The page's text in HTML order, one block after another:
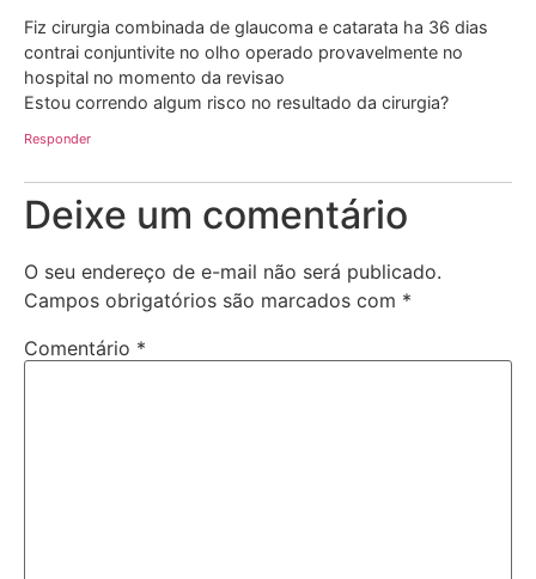
Fiz cirurgia combinada de glaucoma e catarata ha 36 dias
contrai conjuntivite no olho operado provavelmente no
hospital no momento da revisao
Estou correndo algum risco no resultado da cirurgia?
Responder
Deixe um comentário
O seu endereço de e-mail não será publicado.
Campos obrigatórios são marcados com *
Comentário *